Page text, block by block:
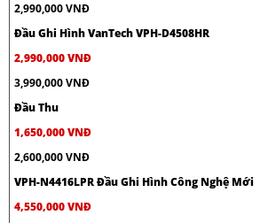
2,990,000 VNĐ
Đầu Ghi Hình VanTech VPH-D4508HR
2,990,000 VNĐ
3,990,000 VNĐ
Đầu Thu
1,650,000 VNĐ
2,600,000 VNĐ
VPH-N4416LPR Đầu Ghi Hình Công Nghệ Mới
4,550,000 VNĐ